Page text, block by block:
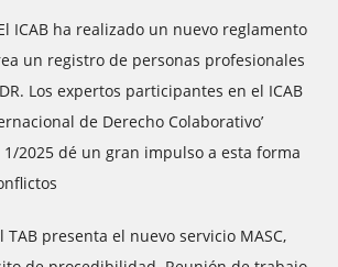
ICAB ha realizado un nuevo reglamento
un registro de personas profesionales
Los expertos participantes en el ICAB
de Derecho Colaborativo’
2025 dé un gran impulso a esta forma
TAB presenta el nuevo servicio MASC,